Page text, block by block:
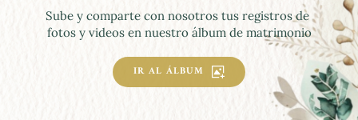
Sube y comparte con nosotros tus registros de
fotos y videos en nuestro álbum de matrimonio
IR AL ÁLBUM